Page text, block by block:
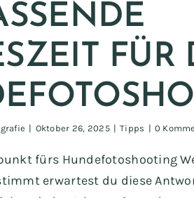
FÜR
| Oktober 26, 2025 | Tipps | 0
fürs Hundefotoshooting
erwartest du diese